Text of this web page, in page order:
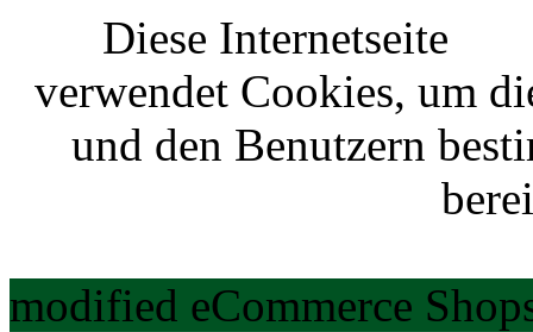
Diese Internetseite
verwendet Cookies, um
und den Benutzern
modified eCommerce